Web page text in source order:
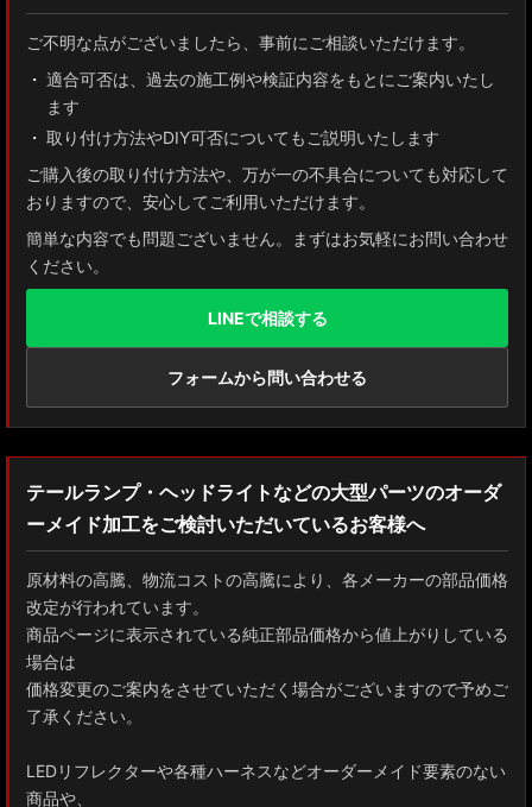
ZN8 GR86
GUN125 ハイラックス
AXUH80/85 MXUA80/85 ハリアー
ZSU60 ハリアー
MXAA54 AXAH54/52 RAV4
GDJ150W/151 WTRJ150 ランドクルーザー プラド
ZVG11/ZSG10 カローラクロス
GXPA16 MXPA12 GRヤリス
MXPH10/MXPA10/MXBA10/KSP210 ヤリス
MXPJ10/15 MXPB10/15 ヤリスクロス
ZYX10 NGX50 C-HR
AAHH40W/AAHH45W/TAHA40W ヴェルファイア
AAHH40W/AAHH45W/AGH40W アルファード
ご不明な点がございましたら、事前にご相談いただけます。
適合可否は、過去の施工例や検証内容をもとにご案内いたし
ます
取り付け方法やDIY可否についてもご説明いたします
ご購入後の取り付け方法や、万が一の不具合についても対応して
おりますので、安心してご利用いただけます。
簡単な内容でも問題ございません。まずはお気軽にお問い合わせ
ください。
LINEで相談する
フォームから問い合わせる
テールランプ・ヘッドライトなどの大型パーツのオーダ
ーメイド加工をご検討いただいているお客様へ
原材料の高騰、物流コストの高騰により、各メーカーの部品価格
改定が行われています。
商品ページに表示されている純正部品価格から値上がりしている
場合は
価格変更のご案内をさせていただく場合がございますので予めご
了承ください。
LEDリフレクターや各種ハーネスなどオーダーメイド要素のない
商品や、